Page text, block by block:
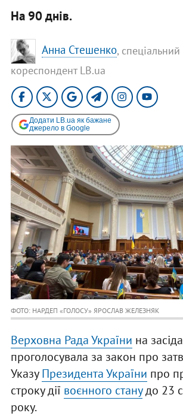
На 90 днів.
Анна Стешенко, спеціальний
кореспондент LB.ua
Додати LB.ua як бажане
джерело в Google
ФОТО: НАРДЕП «ГОЛОСУ» ЯРОСЛАВ ЖЕЛЕЗНЯК
Верховна Рада України на
проголосувала за закон про
УказуПрезидента України про
строку дії воєнного станудо 23
року.